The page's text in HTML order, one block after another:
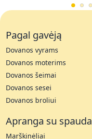
Pagal gavėją
Dovanos vyrams
Dovanos moterims
Dovanos šeimai
Dovanos sesei
Dovanos broliui
Apranga su spauda
Marškinėliai